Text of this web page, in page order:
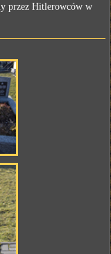
przez Hitlerowców w